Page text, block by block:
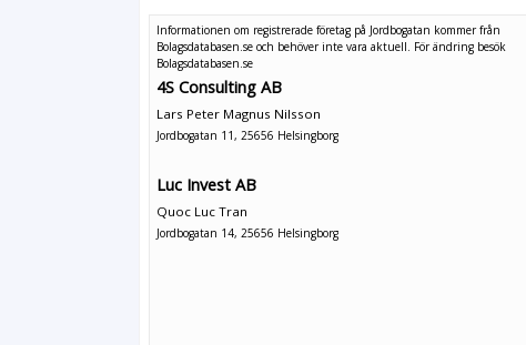
Informationen om registrerade företag på Jordbogatan kommer från
Bolagsdatabasen.se och behöver inte vara aktuell. För ändring besök
Bolagsdatabasen.se
4S Consulting AB
Lars Peter Magnus Nilsson
Jordbogatan 11, 25656 Helsingborg
Luc Invest AB
Quoc Luc Tran
Jordbogatan 14, 25656 Helsingborg